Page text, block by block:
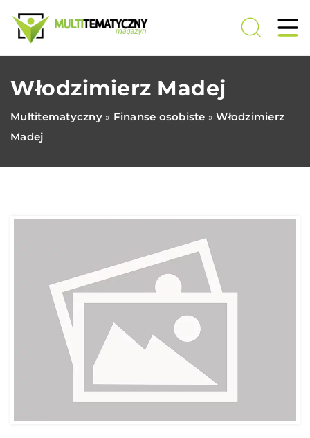
Włodzimierz Madej
Multitematyczny» Finanse osobiste »Włodzimierz
Madej